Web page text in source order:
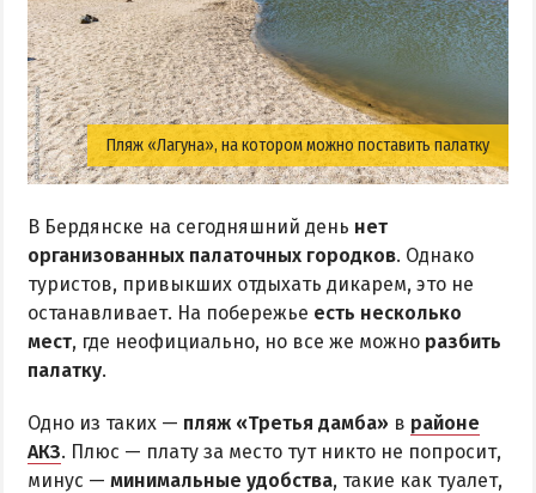
Маршрутки
РЕКОМЕНДАЦИИ ПО ВЫБОРУ ЖИЛЬЯ
Отдых с детьми
Отдых в сентябре
Недорогой отдых
Отдых с бассейном
Отдых на первой линии
Отдых на набережной
Квартиры посуточно
Пляж «Лагуна», на котором можно поставить палатку
В Бердянске на сегодняшний день нет
организованных палаточных городков. Однако
туристов, привыкших отдыхать дикарем, это не
останавливает. На побережье есть несколько
мест, где неофициально, но все же можно разбить
палатку.
Одно из таких — пляж «Третья дамба» в районе
АКЗ. Плюс — плату за место тут никто не попросит,
минус — минимальные удобства, такие как туалет,